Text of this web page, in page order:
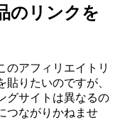
のリンクを
のアフィリエイトリ
りたいのですが、
グサイトは異なるの
つながりかねませ